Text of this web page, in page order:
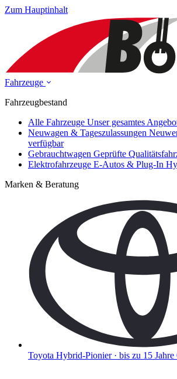
Zum Hauptinhalt
Fahrzeuge
Fahrzeugbestand
Alle Fahrzeuge Unser gesamtes
Neuwagen & Tageszulassungen
verfügbar
Gebrauchtwagen Geprüfte
Elektrofahrzeuge E-Autos & Plug-In
Marken & Beratung
Toyota Hybrid-Pionier · bis zu 15 Jahre